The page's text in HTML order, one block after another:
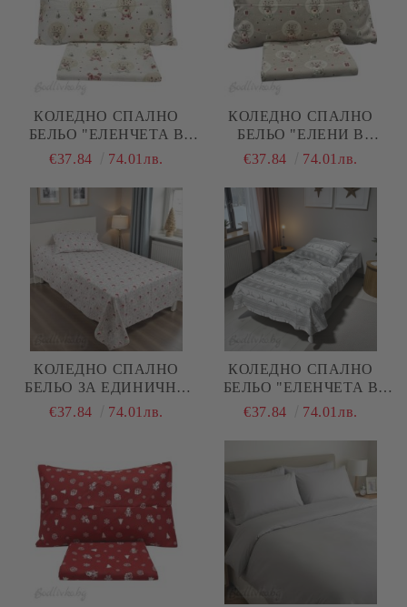
КОЛЕДНО СПАЛНО
БЕЛЬО "ЕЛЕНЧЕТА В
ТОПКИ- ЕКРЮ", ЗА
НАТУРАЛЕН ПАМУК
(ПОПЛИН), 3 ЧАСТИ
€37.84 74.01лв.
КОЛЕДНО СПАЛНО
БЕЛЬО "ЕЛЕНИ В
ТОПКИ В БЕЖОВО", ЗА
НАТУРАЛЕН ПАМУК
(ПОПЛИН), 3 ЧАСТИ
€37.84 74.01лв.
КОЛЕДНО СПАЛНО
БЕЛЬО ЗА ЕДИНИЧНО
ЛЕГЛО, ЕЛЕНЧЕТА И
(ПОПЛИН), 3 ЧАСТИ
€37.84 74.01лв.
КОЛЕДНО СПАЛНО
БЕЛЬО "ЕЛЕНЧЕТА В
СИВО И БЯЛО", ЗА
НАТУРАЛЕН ПАМУК
(ПОПЛИН), 3 ЧАСТИ
€37.84 74.01лв.